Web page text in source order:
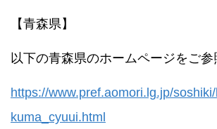
【青森県】
以下の青森県のホームページをご参
https://www.pref.aomori.lg.jp/
kuma_cyuui.html